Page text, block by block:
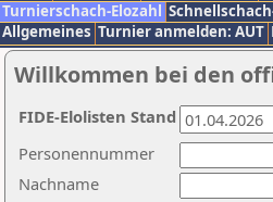
Turnierschach-Elozahl
Allgemeines Turnier anmelden: AUT
Willkommen bei den
Nachname
Personennummer
FIDE-Elolisten Stand